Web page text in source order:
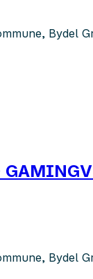
Bydel
Bydel